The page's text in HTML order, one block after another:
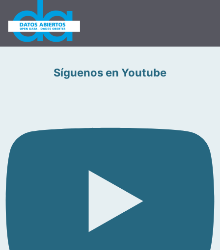
Síguenos en Youtube